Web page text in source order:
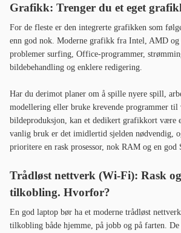
Grafikk: Trenger du et eget
For de fleste er den integrerte grafikken som
enn god nok. Moderne grafikk fra Intel, AMD og
problemer surfing, Office-programmer,
bildebehandling og enklere redigering.
Har du derimot planer om å spille nyere spill,
modellering eller bruke krevende programmer til
bildeproduksjon, kan et dedikert grafikkort være
vanlig bruk er det imidlertid sjelden nødvendig,
prioritere en rask prosessor, nok RAM og en god
Trådløst nettverk (Wi-Fi): Rask
tilkobling. Hvorfor?
En god laptop bør ha et moderne trådløst
tilkobling både hjemme, på jobb og på farten. De